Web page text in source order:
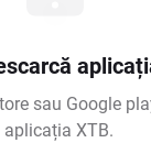
sau Google
aplicația XTB.